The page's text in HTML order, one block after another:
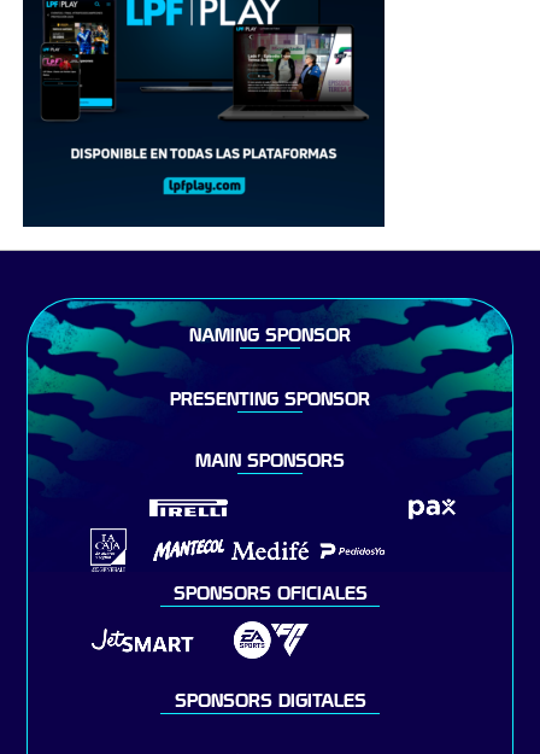
NAMING SPONSOR
PRESENTING SPONSOR
MAIN SPONSORS
SPONSORS OFICIALES
SPONSORS DIGITALES